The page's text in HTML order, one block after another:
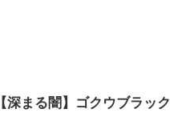
【深まる闇】ゴクウブラック